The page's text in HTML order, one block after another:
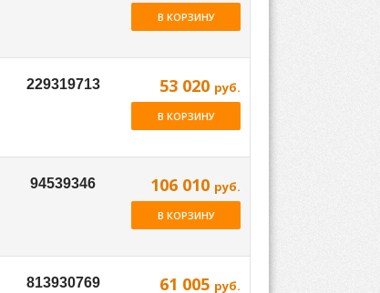
В КОРЗИНУ
53 020 руб.
В КОРЗИНУ
106 010 руб.
В КОРЗИНУ
61 005 руб.